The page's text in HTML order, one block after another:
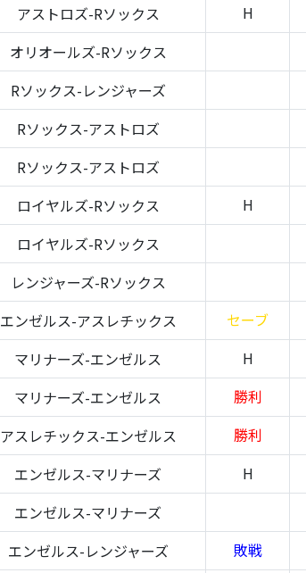
アストロズ-Rソックス H
オリオールズ-Rソックス
Rソックス-レンジャーズ
Rソックス-アストロズ
Rソックス-アストロズ
ロイヤルズ-Rソックス H
ロイヤルズ-Rソックス
レンジャーズ-Rソックス
エンゼルス-アスレチックス セーブ
マリナーズ-エンゼルス H
マリナーズ-エンゼルス 勝利
アスレチックス-エンゼルス 勝利
エンゼルス-マリナーズ H
エンゼルス-マリナーズ
エンゼルス-レンジャーズ 敗戦